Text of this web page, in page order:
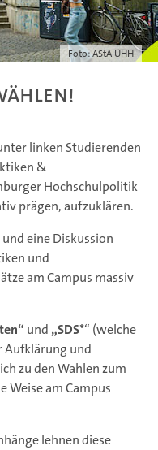
Foto: AStA UHH
linken Studierenden
&
Hochschulpolitik
prägen, aufzuklären.
eine Diskussion
und
am Campus massiv
und „SDS*“ (welche
Aufklärung und
zu den Wahlen zum
Weise am Campus
lehnen diese